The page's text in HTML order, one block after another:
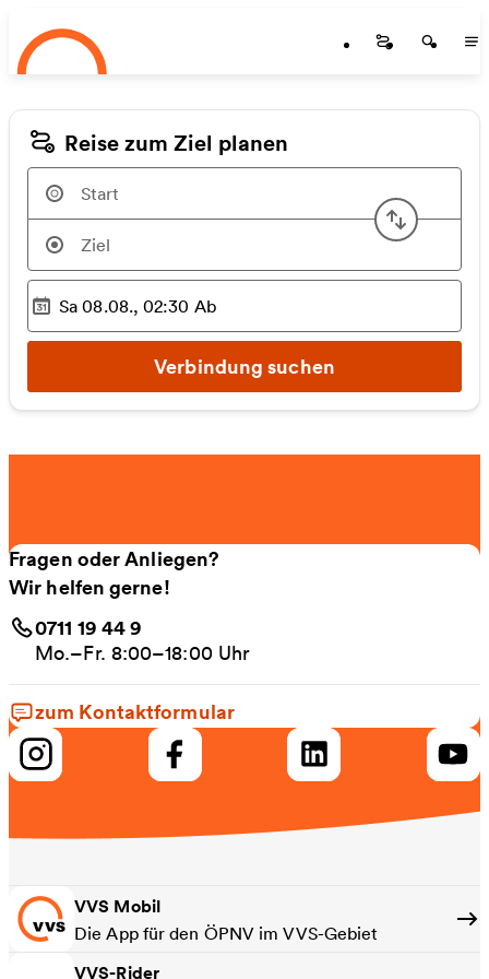
Zum Hauptinhalt springen
Startseite
Reise zum Ziel planen
Start
Ausgewählter Zeitpunkt
Sa 08.08., 02:30 Ab
Verbindung suchen
Fragen oder Anliegen?
Wir helfen gerne!
0711 19 44 9
Mo.–Fr. 8:00–18:00 Uhr
zum Kontaktformular
VVS Mobil
Die App für den ÖPNV im VVS-Gebiet
VVS-Rider